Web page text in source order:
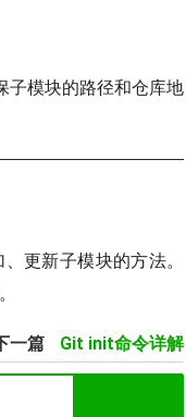
子模块的路径和仓库地
更新子模块的方法。
一篇 Git init命令详解